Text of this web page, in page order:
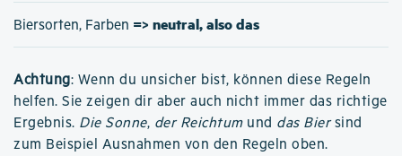
Biersorten, Farben => neutral, also das
Achtung: Wenn du unsicher bist, können diese Regeln
helfen. Sie zeigen dir aber auch nicht immer das richtige
Ergebnis. Die Sonne, der Reichtumund das Biersind
zum Beispiel Ausnahmen von den Regeln oben.